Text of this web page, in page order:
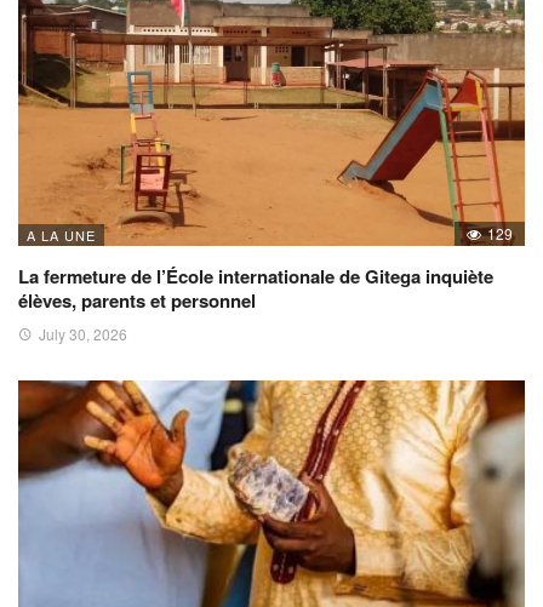
A LA UNE 129
La fermeture de l’École internationale de Gitega inquiète
élèves, parents et personnel
July 30, 2026